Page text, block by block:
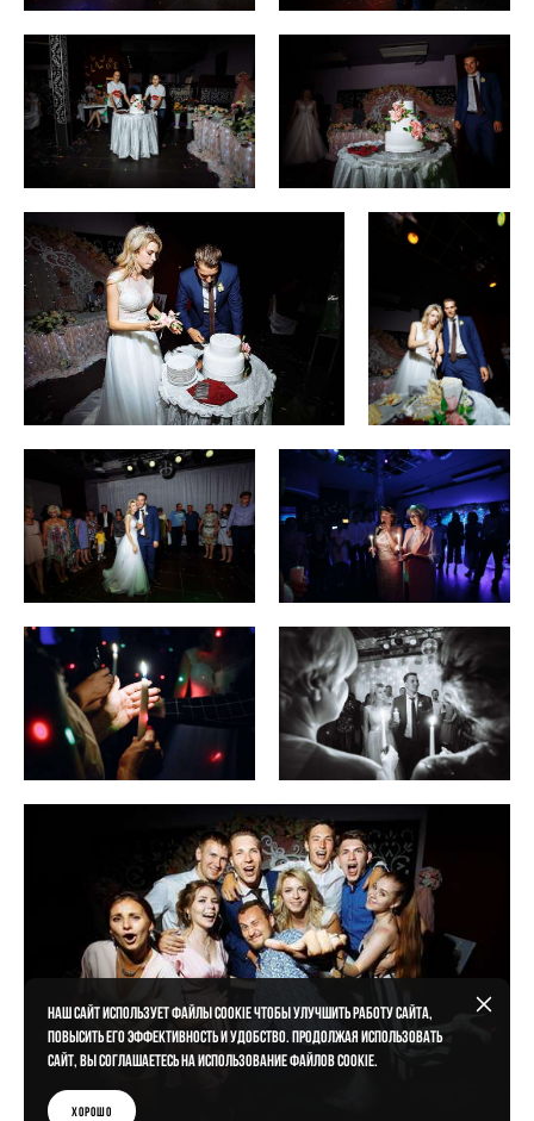
Наш сайт использует файлы cookie чтобы улучшить работу сайта,
повысить его эффективность и удобство. Продолжая использовать
сайт, вы соглашаетесь на использование файлов cookie.
Хорошо